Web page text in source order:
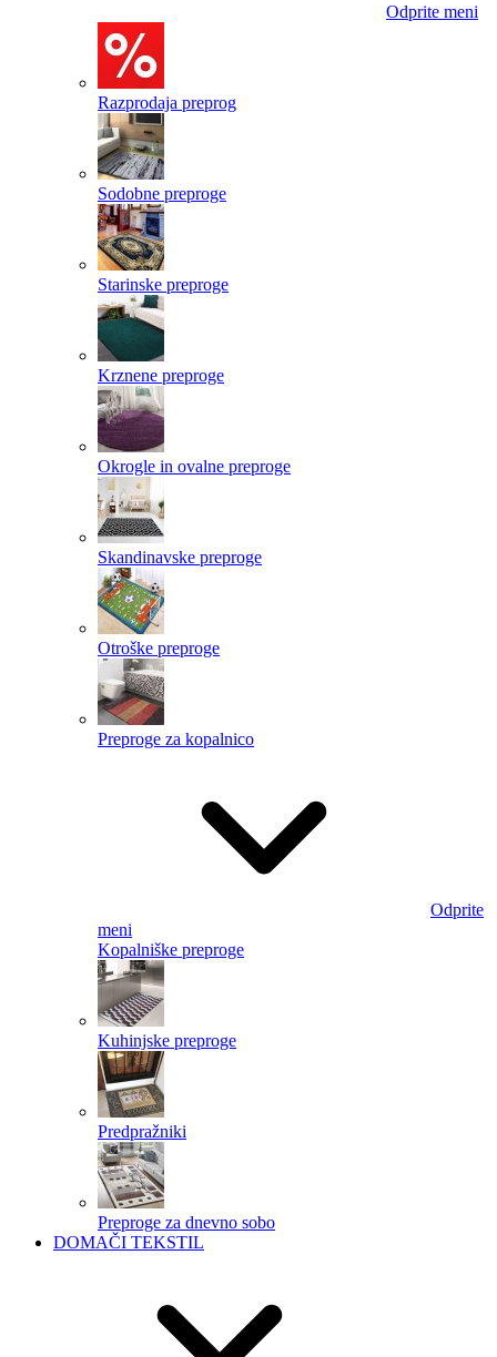
Odprite meni
Razprodaja preprog
Sodobne preproge
Starinske preproge
Krznene preproge
Okrogle in ovalne preproge
Skandinavske preproge
Otroške preproge
Preproge za kopalnico
Odprite
meni
Kopalniške preproge
Kuhinjske preproge
Predpražniki
Preproge za dnevno sobo
DOMAČI TEKSTIL